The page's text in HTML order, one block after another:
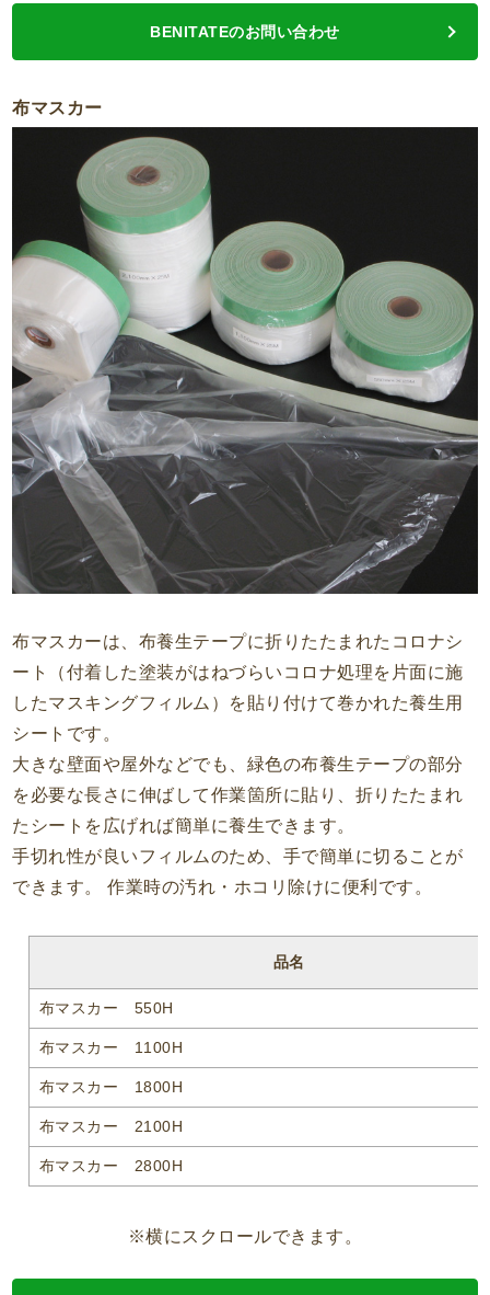
BENITATEのお問い合わせ
布マスカー
布マスカーは、布養生テープに折りたたまれたコロナシ
ート（付着した塗装がはねづらいコロナ処理を片面に施
したマスキングフィルム）を貼り付けて巻かれた養生用
シートです。
大きな壁面や屋外などでも、緑色の布養生テープの部分
を必要な長さに伸ばして作業箇所に貼り、折りたたまれ
たシートを広げれば簡単に養生できます。
手切れ性が良いフィルムのため、手で簡単に切ることが
できます。 作業時の汚れ・ホコリ除けに便利です。
品名
布マスカー 550H
布マスカー 1100H
布マスカー 1800H
布マスカー 2100H
布マスカー 2800H
※横にスクロールできます。